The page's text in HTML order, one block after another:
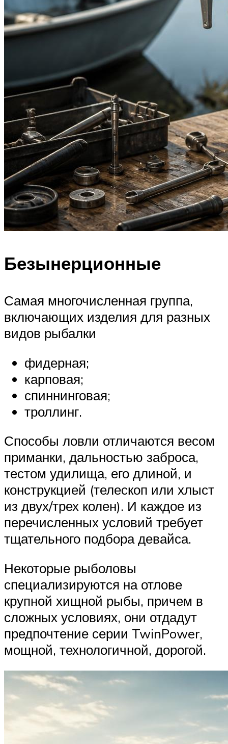
Безынерционные
Самая многочисленная группа,
включающих изделия для разных
видов рыбалки
фидерная;
карповая;
спиннинговая;
троллинг.
Способы ловли отличаются весом
приманки, дальностью заброса,
тестом удилища, его длиной, и
конструкцией (телескоп или хлыст
из двух/трех колен). И каждое из
перечисленных условий требует
тщательного подбора девайса.
Некоторые рыболовы
специализируются на отлове
крупной хищной рыбы, причем в
сложных условиях, они отдадут
предпочтение серии TwinPower,
мощной, технологичной, дорогой.